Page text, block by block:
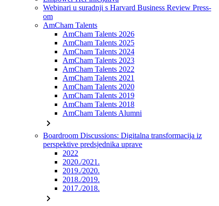
Webinari u suradnji s Harvard Business Review Press-
om
AmCham Talents
AmCham Talents 2026
AmCham Talents 2025
AmCham Talents 2024
AmCham Talents 2023
AmCham Talents 2022
AmCham Talents 2021
AmCham Talents 2020
AmCham Talents 2019
AmCham Talents 2018
AmCham Talents Alumni
chevron_right
Boardroom Discussions: Digitalna transformacija iz
perspektive predsjednika uprave
2022
2020./2021.
2019./2020.
2018./2019.
2017./2018.
chevron_right